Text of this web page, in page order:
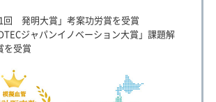
回 発明大賞」考案功労賞を受賞
ジャパンイノベーション大賞」課題解
を受賞